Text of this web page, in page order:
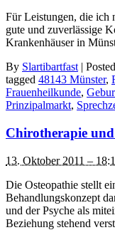
Für Leistungen, die ich
gute und zuverlässige
Krankenhäuser in
By Slartibartfast |
tagged 48143 Münster,
Frauenheilkunde,
Prinzipalmarkt,
Chirotherapie
13. Oktober 2011 –
Die Osteopathie stellt
Behandlungskonzept
und der Psyche als
Beziehung stehend